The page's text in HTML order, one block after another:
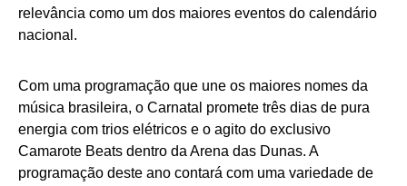
relevância como um dos maiores eventos do calendário
nacional.
Com uma programação que une os maiores nomes da
música brasileira, o Carnatal promete três dias de pura
energia com trios elétricos e o agito do exclusivo
Camarote Beats dentro da Arena das Dunas. A
programação deste ano contará com uma variedade de